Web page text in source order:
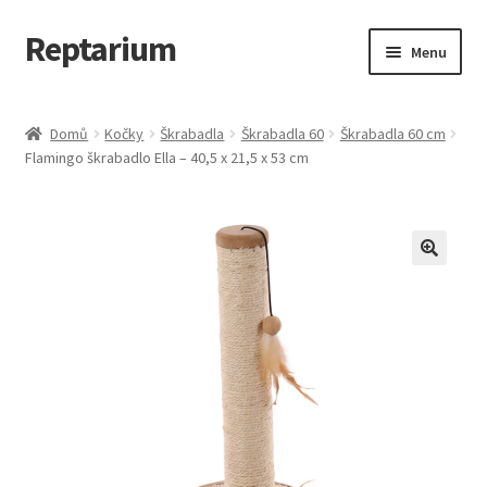
Přeskočit
na
Přejít
k
webu
Reptarium Menu
Košík
Malá zvířata — Klece, krmivo, vybavení
Domů Kočky Škrabadla Škrabadla 60
Škrabadla 60 cm
Flamingo škrabadlo Ella – 40,5 x 21,5 x 53 cm